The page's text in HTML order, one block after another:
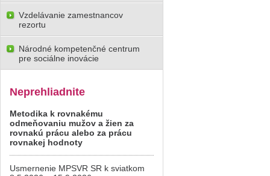
Vzdelávanie zamestnancov
rezortu
Národné kompetenčné centrum
pre sociálne inovácie
Neprehliadnite
Metodika k rovnakému
odmeňovaniu mužov a žien za
rovnakú prácu alebo za prácu
rovnakej hodnoty
Usmernenie MPSVR SR k sviatkom